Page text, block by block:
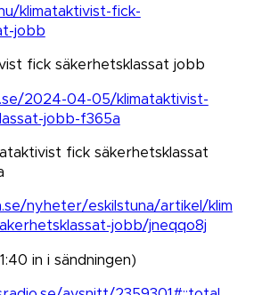
klimataktivist-fick-
jobb
fick säkerhetsklassat jobb​​​​​​​
2024-04-05/klimataktivist-
jobb-f365a
fick säkerhetsklassat
nyheter/eskilstuna/artikel/klim
jobb/jneqqo8j
in i sändningen)